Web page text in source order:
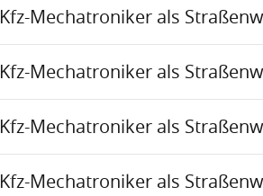
Kfz-Mechatroniker als
Kfz-Mechatroniker als
Kfz-Mechatroniker als
Kfz-Mechatroniker als